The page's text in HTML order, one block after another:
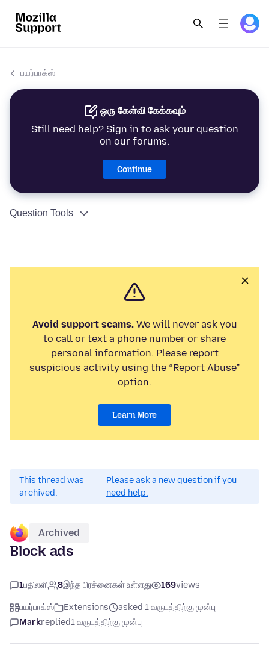
பயர்பாக்ஸ்
ஒரு கேள்வி கேக்கவும்
Still need help? Sign in to ask your question
on our forums.
Continue
Question Tools
Avoid support scams.We will never ask you
to call or text a phone number or share
personal information. Please report
suspicious activity using the “Report Abuse”
option.
Learn More
This thread was
archived.
Please ask a new question if you
need help.
Archived
Block ads
1பதிலளி 8இந்த பிரச்னைகள் உள்ளது 169views
பயர்பாக்ஸ் Extensions
asked 1 வருடத்திற்கு முன்பு
Markreplied1 வருடத்திற்கு முன்பு